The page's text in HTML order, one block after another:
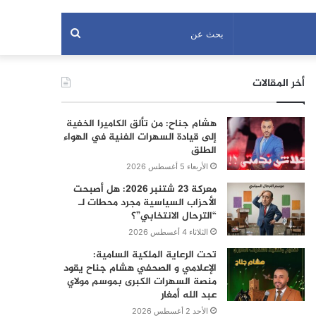
بحث
عن أخر المقالات
هشام جناح: من تألق الكاميرا الخفية
إلى قيادة السهرات الفنية في الهواء
الطلق
الأربعاء 5 أغسطس 2026
معركة 23 شتنبر 2026: هل أصبحت
الأحزاب السياسية مجرد محطات لـ
“الترحال الانتخابي”؟
الثلاثاء 4 أغسطس 2026
تحت الرعاية الملكية السامية:
الإعلامي و الصحفي هشام جناح يقود
منصة السهرات الكبرى بموسم مولاي
عبد الله أمغار
الأحد 2 أغسطس 2026